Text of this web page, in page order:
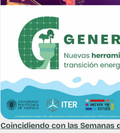
Coincidiendo con las Semanas